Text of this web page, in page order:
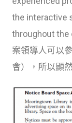
the interactive
throughout the
案領導人可以
會），所以顯